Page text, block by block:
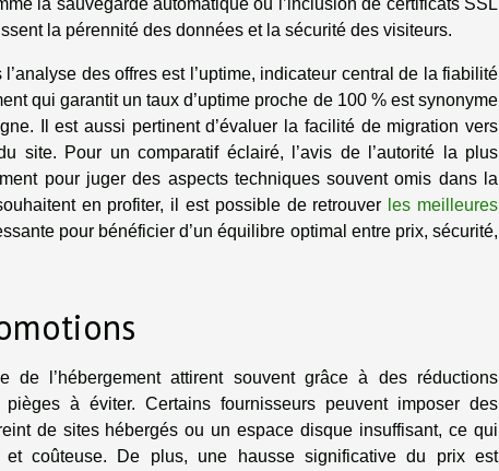
la pérennité des données et la sécurité des visiteurs.
des offres est l’uptime, indicateur central de la fiabilité
qui garantit un taux d’uptime proche de 100 % est synonyme
Il est aussi pertinent d’évaluer la facilité de migration vers
site. Pour un comparatif éclairé, l’avis de l’autorité la plus
pour juger des aspects techniques souvent omis dans la
en profiter, il est possible de retrouver les meilleures
pour bénéficier d’un équilibre optimal entre prix, sécurité,
de l’hébergement attirent souvent grâce à des réductions
à éviter. Certains fournisseurs peuvent imposer des
de sites hébergés ou un espace disque insuffisant, ce qui
coûteuse. De plus, une hausse significative du prix est